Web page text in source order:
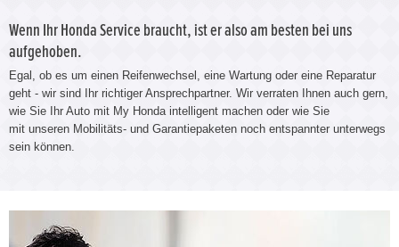
Angebote
Service & Zubehör
Unser Autohaus
Wenn Ihr Honda Service braucht, ist er also am besten bei uns
aufgehoben.
Egal, ob es um einen Reifenwechsel, eine Wartung oder eine Reparatur
geht - wir sind Ihr richtiger Ansprechpartner. Wir verraten Ihnen auch gern,
wie Sie Ihr Auto mit My Honda intelligent machen oder wie Sie
mit unseren Mobilitäts- und Garantiepaketen noch entspannter unterwegs
sein können.